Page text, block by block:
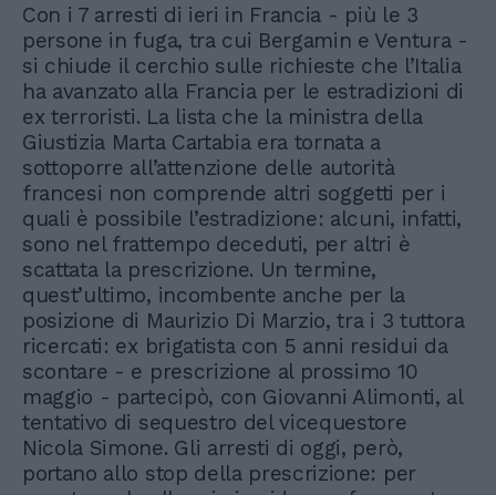
Con i 7 arresti di ieri in Francia - più le 3
persone in fuga, tra cui Bergamin e Ventura -
si chiude il cerchio sulle richieste che l’Italia
ha avanzato alla Francia per le estradizioni di
ex terroristi. La lista che la ministra della
Giustizia Marta Cartabia era tornata a
sottoporre all’attenzione delle autorità
francesi non comprende altri soggetti per i
quali è possibile l’estradizione: alcuni, infatti,
sono nel frattempo deceduti, per altri è
scattata la prescrizione. Un termine,
quest’ultimo, incombente anche per la
posizione di Maurizio Di Marzio, tra i 3 tuttora
ricercati: ex brigatista con 5 anni residui da
scontare - e prescrizione al prossimo 10
maggio - partecipò, con Giovanni Alimonti, al
tentativo di sequestro del vicequestore
Nicola Simone. Gli arresti di oggi, però,
portano allo stop della prescrizione: per